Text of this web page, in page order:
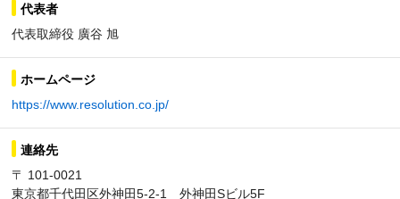
代表者
代表取締役 廣谷 旭
ホームページ
https://www.resolution.co.jp/
連絡先
〒 101-0021
東京都千代田区外神田5-2-1 外神田Sビル5F